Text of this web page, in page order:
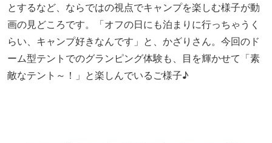
とするなど、ならではの視点でキャンプを楽しむ様子が動
画の見どころです。「オフの日にも泊まりに行っちゃうく
らい、キャンプ好きなんです」と、かざりさん。今回のド
ーム型テントでのグランピング体験も、目を輝かせて「素
敵なテント～！」と楽しんでいるご様子♪